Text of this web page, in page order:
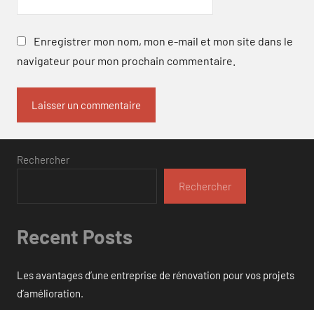
Enregistrer mon nom, mon e-mail et mon site dans le
navigateur pour mon prochain commentaire.
Rechercher
Rechercher
Recent Posts
Les avantages d’une entreprise de rénovation pour vos projets
d’amélioration.